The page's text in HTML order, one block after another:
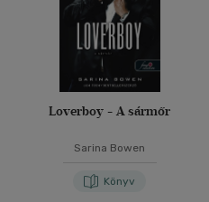
Loverboy - A sármőr
Sarina Bowen
Könyv